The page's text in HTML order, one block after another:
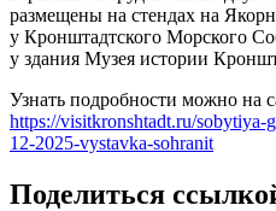
размещены на стендах на
у Кронштадтского Морского
у здания Музея истории
Узнать подробности можно на
https://visitkronshtadt.ru/sobytiya-
12-2025-vystavka-sohranit
Поделиться